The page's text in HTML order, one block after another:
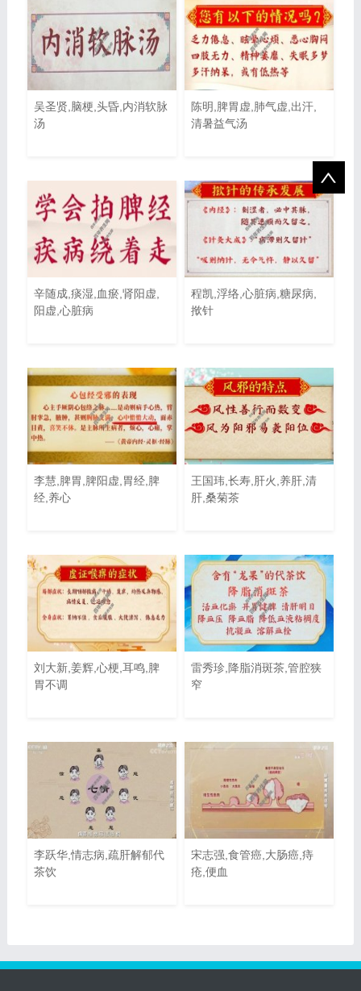
吴圣贤,脑梗,头昏,内消软脉
汤
陈明,脾胃虚,肺气虚,出汗,
清暑益气汤
辛随成,痰湿,血瘀,肾阳虚,
阳虚,心脏病
程凯,浮络,心脏病,糖尿病,
揿针
李慧,脾胃,脾阳虚,胃经,脾
经,养心
王国玮,长寿,肝火,养肝,清
肝,桑菊茶
刘大新,姜辉,心梗,耳鸣,脾
胃不调
雷秀珍,降脂消斑茶,管腔狭
窄
李跃华,情志病,疏肝解郁代
茶饮
宋志强,食管癌,大肠癌,痔
疮,便血